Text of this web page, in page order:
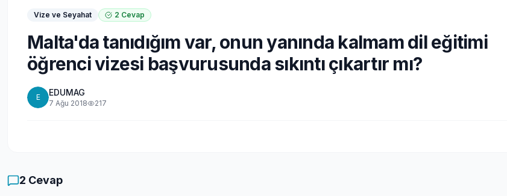
Vize ve Seyahat 2 Cevap
Malta'da tanıdığım var, onun yanında kalmam dil eğitimi
öğrenci vizesi başvurusunda sıkıntı çıkartır mı?
E EDUMAG
7 Ağu 2018 217
2 Cevap